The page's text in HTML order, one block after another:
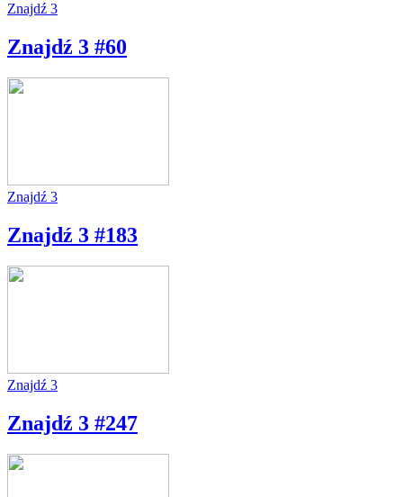
Znajdź 3
Znajdź 3 #60
Znajdź 3
Znajdź 3 #183
Znajdź 3
Znajdź 3 #247